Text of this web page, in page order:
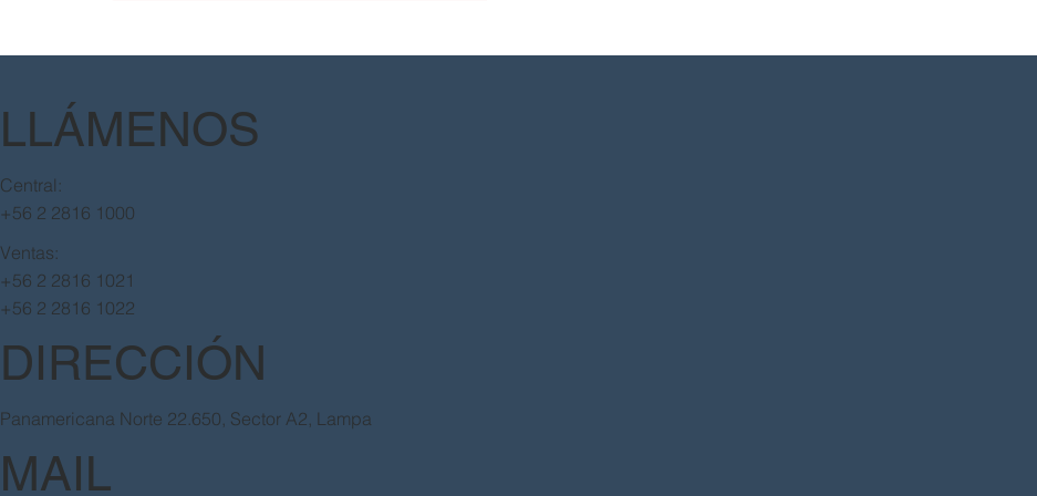
DIRECCIÓN
Panamericana Norte 22.650, Sector A2, Lampa
MAIL
Ventas:
+56 2 2816 1021
+56 2 2816 1022
Central:
+56 2 2816 1000
LLÁMENOS